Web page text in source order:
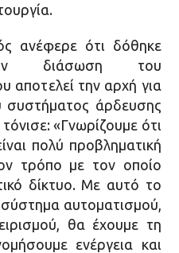
ανέφερε ότι δόθηκε
διάσωση του
αποτελεί την αρχή για
συστήματος άρδευσης
«Γνωρίζουμε ότι
πολύ προβληματική
τρόπο με τον οποίο
δίκτυο. Με αυτό το
αυτοματισμού,
θα έχουμε τη
ενέργεια και